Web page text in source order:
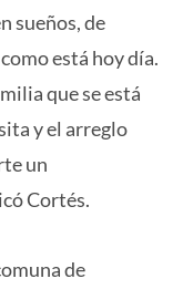
sueños, de
está hoy día.
que se está
y el arreglo
un
Cortés.
de